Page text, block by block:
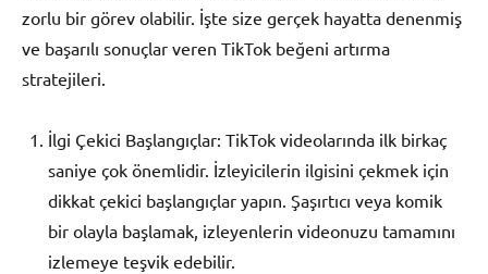
zorlu bir görev olabilir. İşte size gerçek hayatta denenmiş
ve başarılı sonuçlar veren TikTok beğeni artırma
stratejileri.
İlgi Çekici Başlangıçlar: TikTok videolarında ilk birkaç
saniye çok önemlidir. İzleyicilerin ilgisini çekmek için
dikkat çekici başlangıçlar yapın. Şaşırtıcı veya komik
bir olayla başlamak, izleyenlerin videonuzu tamamını
izlemeye teşvik edebilir.